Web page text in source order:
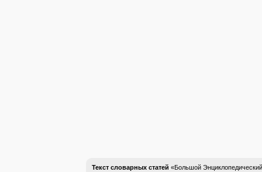
Текст словарных статей «Большой